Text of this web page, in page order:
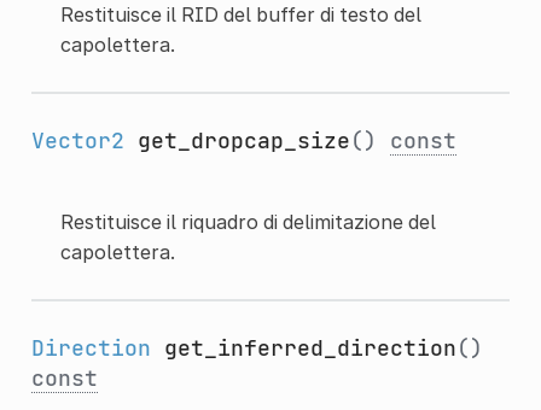
Restituisce il RID del buffer di testo del
capolettera.
Vector2 get_dropcap_size() const
Restituisce il riquadro di delimitazione del
capolettera.
Direction get_inferred_direction()
const